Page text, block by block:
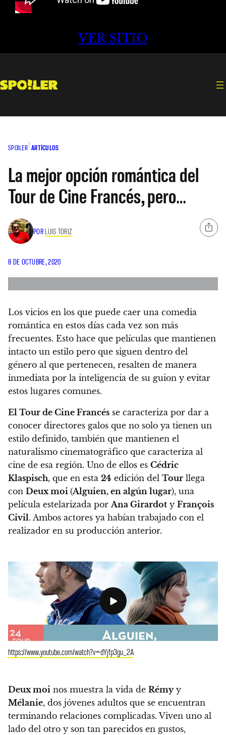
VER SITIO
SPOILER ARTÍCULOS
La mejor opción romántica del
Tour de Cine Francés, pero…
POR LUIS TORIZ
8 DE OCTUBRE, 2020
Los vicios en los que puede caer una comedia
romántica en estos días cada vez son más
frecuentes. Esto hace que películas que mantienen
intacto un estilo pero que siguen dentro del
género al que pertenecen, resalten de manera
inmediata por la inteligencia de su guion y evitar
estos lugares comunes.
El Tour de Cine Francés se caracteriza por dar a
conocer directores galos que no solo ya tienen un
estilo definido, también que mantienen el
naturalismo cinematográfico que caracteriza al
cine de esa región. Uno de ellos es Cédric
Klaspisch, que en esta 24 edición del Tour llega
con Deux moi (Alguien, en algún lugar), una
película estelarizada por Ana Girardot y François
Civil. Ambos actores ya habían trabajado con el
realizador en su producción anterior.
https://www.youtube.com/watch?v=dYjfp3gu_2A
Deux moi nos muestra la vida de Rémyy
Mélanie, dos jóvenes adultos que se encuentran
terminando relaciones complicadas. Viven uno al
lado del otro y son tan parecidos en gustos,